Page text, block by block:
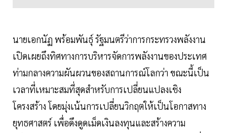
นายเอกนัฏ พร้อมพันธุ์ รัฐมนตรีว่าการกระทรวงพลังงาน
เปิดเผยถึงทิศทางการบริหารจัดการพลังงานของประเทศ
ท่ามกลางความผันผวนของสถานการณ์โลกว่า ขณะนี้เป็น
เวลาที่เหมาะสมที่สุดสำหรับการเปลี่ยนแปลงเชิง
โครงสร้าง โดยมุ่งเน้นการเปลี่ยนวิกฤตให้เป็นโอกาสทาง
ยุทธศาสตร์ เพื่อดึงดูดเม็ดเงินลงทุนและสร้างความ